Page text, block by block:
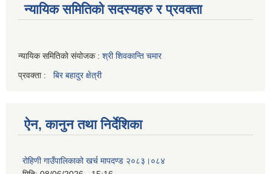
न्यायिक समितिको सदस्यहरु र प्रवक्ता
न्यायिक समितिको संयोजक : श्री शिवकान्ति चमार
प्रवक्ता : बिर बहादुर क्षेत्री
ऐन, कानुन तथा निर्देशिका
रोहिणी गाउँपालिकाको खर्च मापदण्ड २०८३।०८४